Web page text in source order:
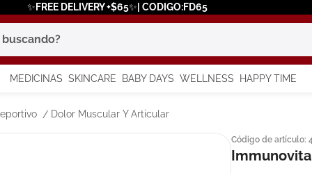
✨FREE DELIVERY +$65✨| CODIGO:FD65
MEDICINAS SKINCARE BABY DAYS WELLNESS HAPPY TIME
Dolor Muscular Y Articular
Código de artículo:
Immunovita
más buscados